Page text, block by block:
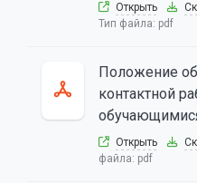
Открыть
Тип файла: pdf
Положение
контактной
Открыть
файла: pdf